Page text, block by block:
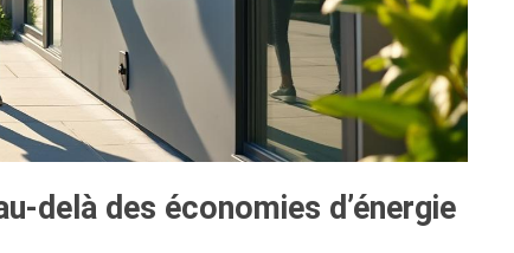
delà des économies d’énergie